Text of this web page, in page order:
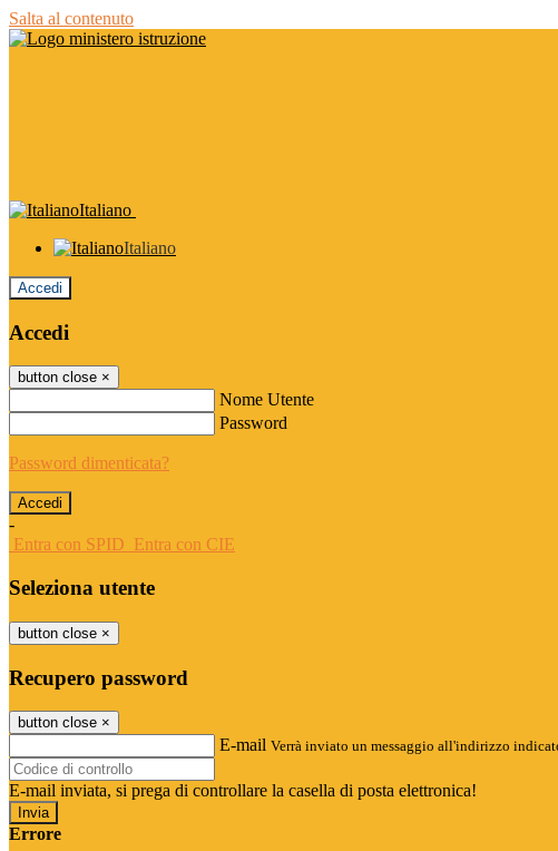
Salta al contenuto
Italiano
Italiano
Accedi
Accedi
button close ×
Nome Utente
Password
Password dimenticata?
-
Entra con SPID Entra con CIE
Seleziona utente
button close ×
Recupero password
button close ×
E-mail Verrà inviato un messaggio all'indirizzo
E-mail inviata, si prega di controllare la casella di posta elettronica!
Errore